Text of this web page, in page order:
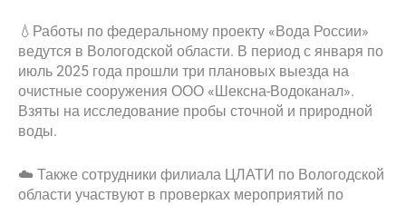
💧Работы по федеральному проекту «Вода России»
ведутся в Вологодской области. В период с января по
июль 2025 года прошли три плановых выезда на
очистные сооружения ООО «Шексна-Водоканал».
Взяты на исследование пробы сточной и природной
воды.
☁️ Также сотрудники филиала ЦЛАТИ по Вологодской
области участвуют в проверках мероприятий по